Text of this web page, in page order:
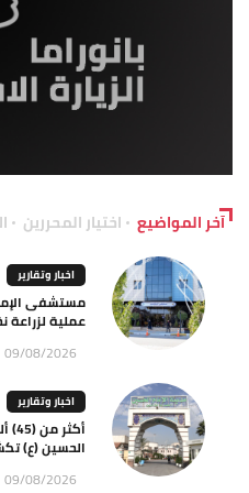
آخر المواضيع اختيار المحررين
اخبار وتقارير
عملية لزراعة
09/08/2026
اخبار وتقارير
الحسين (ع)
09/08/2026